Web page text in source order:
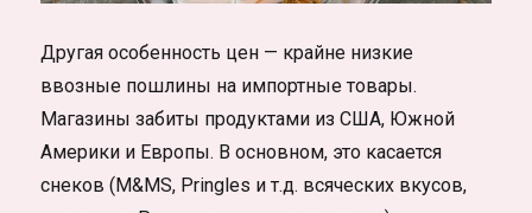
Другая особенность цен — крайне низкие
ввозные пошлины на импортные товары.
Магазины забиты продуктами из США, Южной
Америки и Европы. В основном, это касается
снеков (M&MS, Pringles и т.д. всяческих вкусов,